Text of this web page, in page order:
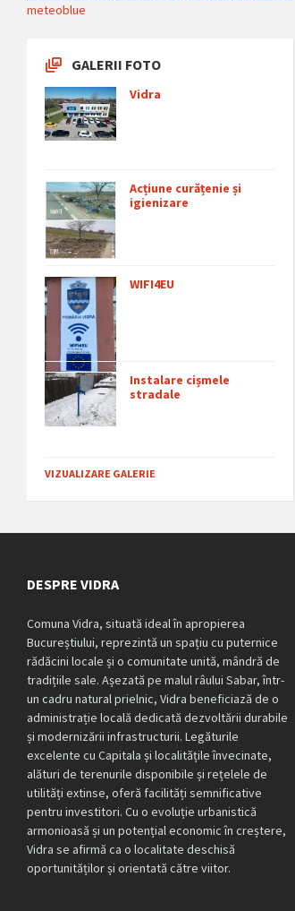
meteoblue
GALERII FOTO
Vidra
Acțiune curățenie și
igienizare
WIFI4EU
Instalare cișmele
stradale
VIZUALIZARE GALERIE
DESPRE VIDRA
Comuna Vidra, situată ideal în apropierea
Bucureștiului, reprezintă un spațiu cu puternice
rădăcini locale și o comunitate unită, mândră de
tradițiile sale. Așezată pe malul râului Sabar, într-
un cadru natural prielnic, Vidra beneficiază de o
administrație locală dedicată dezvoltării durabile
și modernizării infrastructurii. Legăturile
excelente cu Capitala și localitățile învecinate,
alături de terenurile disponibile și rețelele de
utilități extinse, oferă facilități semnificative
pentru investitori. Cu o evoluție urbanistică
armonioasă și un potențial economic în creștere,
Vidra se afirmă ca o localitate deschisă
oportunităților și orientată către viitor.